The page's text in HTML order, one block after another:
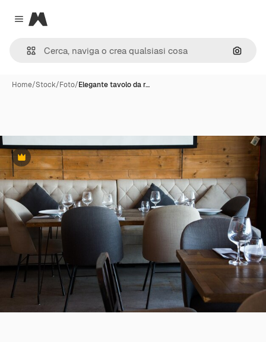
Close menu
Magnific
Cerca
Home/Stock/Foto/Elegante tavolo da r…
Premium